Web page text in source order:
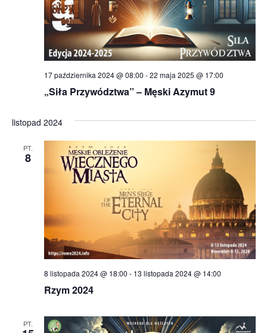
„Siła Przywództwa” – Męski Azymut 9
17 października 2024 @ 08:00 -22 maja 2025 @ 17:00
listopad 2024
PT.
8
Rzym 2024
8 listopada 2024 @ 18:00 - 13 listopada 2024 @ 14:00
PT.